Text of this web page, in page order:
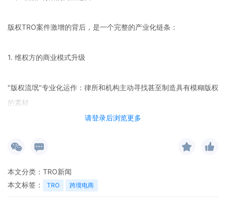
请登录后浏览更多
版权TRO案件激增的背后，是一个完整的产业化链条：
1. 维权方的商业模式升级
"版权流氓"专业化运作：律所和机构主动寻找甚至制造具有模糊版权
的素材
2. 精心设计的"钓鱼"策略
本文分类： TRO新闻
本文标签：
TRO 跨境电商